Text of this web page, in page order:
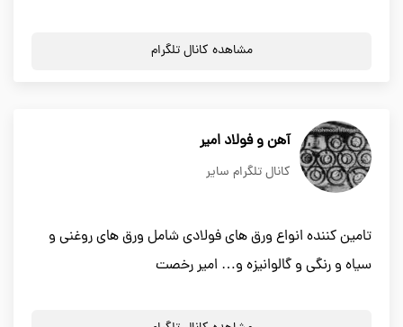
مشاهده کانال تلگرام
آهن و فولاد امیر
کانال تلگرام سایر
تامین کننده انواع ورق های فولادی شامل ورق های روغنی و
سیاه و رنگی و گالوانیزه و… امیر رخصت